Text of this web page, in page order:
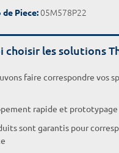
de Piece:05M578P22
choisir les solutions
faire correspondre vos
rapide et prototypage
sont garantis pour